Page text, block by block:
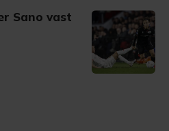
Sano vast